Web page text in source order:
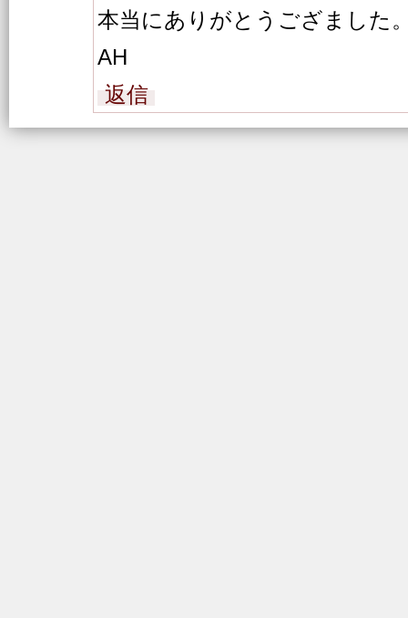
本当にありがとうござました
AH
返信